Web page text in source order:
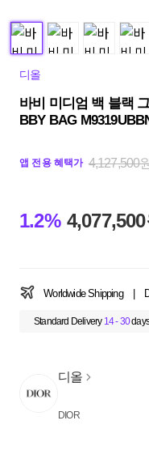
디올
바비 미디엄 백 블랙
BBY BAG
앱 전용 혜택가 4,127,500
1.2% 4,077,500
Worldwide Shipping
Standard Delivery 14 - 30
디올
DIOR